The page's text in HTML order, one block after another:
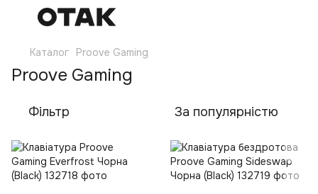
Каталог Proove Gaming
Proove Gaming
Фільтр За популярністю